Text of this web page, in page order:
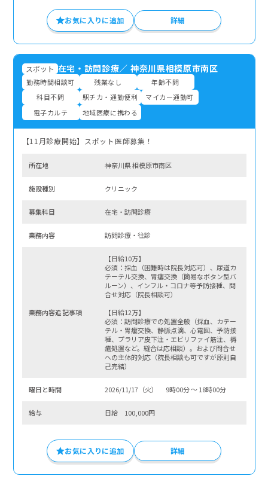
お気に入りに追加 詳細
スポット 在宅・訪問診療／ 神奈川県相模原市南区
勤務時間相談可 残業なし
年齢不問
科目不問
駅チカ・通勤便利
マイカー通勤可
電子カルテ
地域医療に携わる
【11月診療開始】スポット医師募集！
所在地 神奈川県 相模原市南区
施設種別 クリニック
募集科⽬ 在宅・訪問診療
業務内容 訪問診療・往診
業務内容追記事項
【日給10万】
必須：採血（困難時は院長対応可）、尿道カ
テーテル交換、胃瘻交換（簡易なボタン型バ
ルーン）、インフル・コロナ等予防接種、問
合せ対応（院長相談可）
【日給12万】
必須：訪問診療での処置全般（採血、カテー
テル・胃瘻交換、静脈点滴、心電図、予防接
種、プラリア皮下注・エビリファイ筋注、褥
瘡処置など。縫合は応相談）。および問合せ
への主体的対応（院長相談も可ですが原則自
己完結）
曜⽇と時間 2026/11/17（火） 9時00分 〜 18時00分
給与 日給 100,000円
お気に入りに追加 詳細